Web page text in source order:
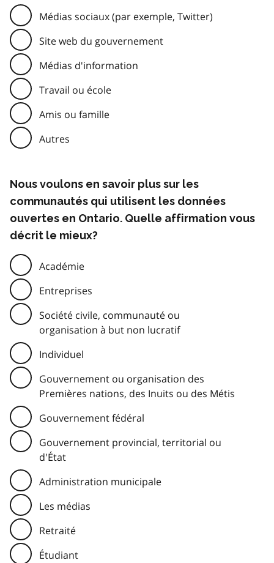
Médias sociaux (par exemple, Twitter)
Site web du gouvernement
Médias d'information
Travail ou école
Amis ou famille
Autres
Nous voulons en savoir plus sur les
communautés qui utilisent les données
ouvertes en Ontario. Quelle affirmation vous
décrit le mieux?
Académie
Entreprises
Société civile, communauté ou
organisation à but non lucratif
Individuel
Gouvernement ou organisation des
Premières nations, des Inuits ou des Métis
Gouvernement fédéral
Gouvernement provincial, territorial ou
d'État
Administration municipale
Les médias
Retraité
Étudiant